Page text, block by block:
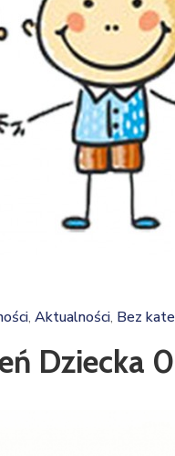
‚ Aktualności‚ Bez
Dziecka